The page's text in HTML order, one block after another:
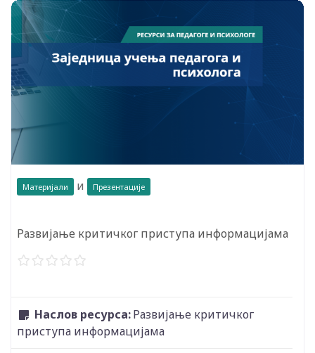
Материјали и Презентације
Развијање критичког приступа информацијама
Наслов ресурса:Развијање критичког
приступа информацијама